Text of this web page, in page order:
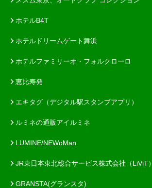
ホテルB4T
ホテルドリームゲート舞浜
ホテルファミリーオ・フォルクローロ
恵比寿発
エキタグ（デジタル駅スタンプアプリ）
ルミネの通販アイルミネ
LUMINE/NEWoMan
JR東日本東北総合サービス株式会社（LiViT）
GRANSTA(グランスタ)